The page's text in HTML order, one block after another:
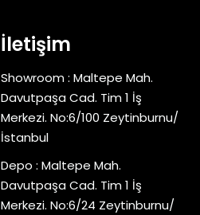
İletişim
Showroom : Maltepe Mah.
Davutpaşa Cad. Tim 1 İş
Merkezi. No:6/100 Zeytinburnu/
İstanbul
Depo : Maltepe Mah.
Davutpaşa Cad. Tim 1 İş
Merkezi. No:6/24 Zeytinburnu/